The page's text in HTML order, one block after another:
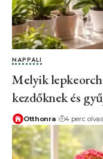
NAPPALI
Melyik
kezdőknek és
Otthonra 4 perc